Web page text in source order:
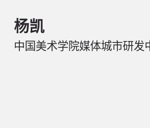
杨凯
中国美术学院媒体城市研发